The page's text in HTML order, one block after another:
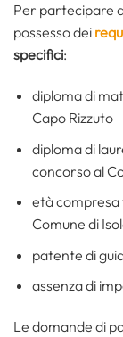
Per partecipare
possesso dei
specifici:
diploma di
Capo Rizzuto
diploma di
concorso al
età compresa
Comune di
patente di
assenza di
Le domande di